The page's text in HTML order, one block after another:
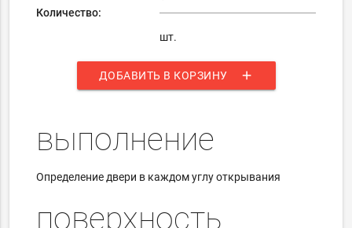
Количество:
шт.
ДОБАВИТЬ В КОРЗИНУ add
выполнение
Определение двери в каждом углу открывания
поверхность